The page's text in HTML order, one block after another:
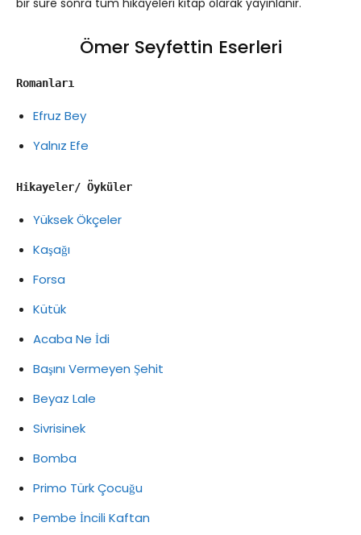
bir süre sonra tüm hikâyeleri kitap olarak yayınlanır.
Ömer Seyfettin Eserleri
Romanları
Efruz Bey
Yalnız Efe
Hikayeler/ Öyküler
Yüksek Ökçeler
Kaşağı
Forsa
Kütük
Acaba Ne İdi
Başını Vermeyen Şehit
Beyaz Lale
Sivrisinek
Bomba
Primo Türk Çocuğu
Pembe İncili Kaftan